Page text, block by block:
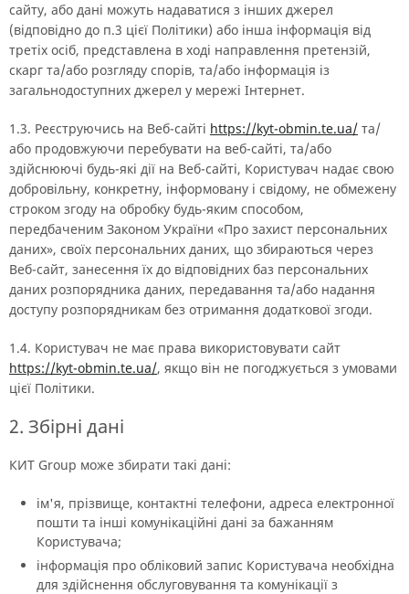
сайту, або дані можуть надаватися з інших джерел
(відповідно до п.3 цієї Політики) або інша інформація від
третіх осіб, представлена в ході направлення претензій,
скарг та/або розгляду спорів, та/або інформація із
загальнодоступних джерел у мережі Інтернет.
1.3. Реєструючись на Веб-сайті https://kyt-obmin.te.ua/ та/
або продовжуючи перебувати на веб-сайті, та/або
здійснюючі будь-які дії на Веб-сайті, Користувач надає свою
добровільну, конкретну, інформовану і свідому, не обмежену
строком згоду на обробку будь-яким способом,
передбаченим Законом України «Про захист персональних
даних», своїх персональних даних, що збираються через
Веб-сайт, занесення їх до відповідних баз персональних
даних розпорядника даних, передавання та/або надання
доступу розпорядникам без отримання додаткової згоди.
1.4. Користувач не має права використовувати сайт
https://kyt-obmin.te.ua/, якщо він не погоджується з умовами
цієї Політики.
2. Збірні дані
КИТ Group може збирати такі дані:
ім'я, прізвище, контактні телефони, адреса електронної
пошти та інші комунікаційні дані за бажанням
Користувача;
інформація про обліковий запис Користувача необхідна
для здійснення обслуговування та комунікації з